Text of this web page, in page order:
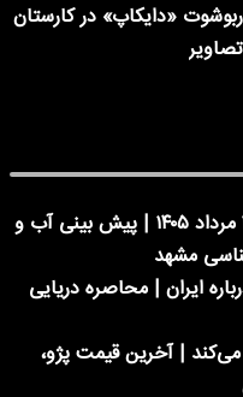
«دایکاپ» در کارستان
وضعیت هوای فردا مشهد سه شنبه ۲۰ مرداد ۱۴۰۵ | پیش بینی آب و
ایران | محاصره دریایی
می‌کند | آخرین قیمت پژو،